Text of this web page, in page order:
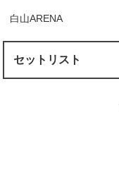
白山ARENA
セットリスト